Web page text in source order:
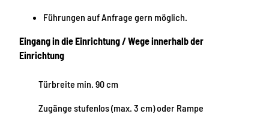
Führungen auf Anfrage gern möglich.
Eingang in die Einrichtung / Wege innerhalb der
Einrichtung
Türbreite min. 90 cm
Zugänge stufenlos (max. 3 cm) oder Rampe